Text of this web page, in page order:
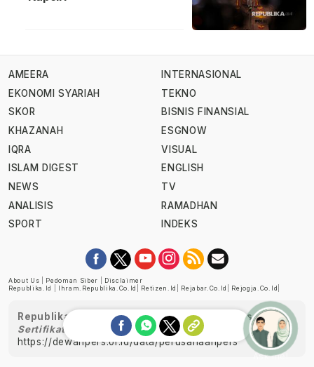
AMEERA
EKONOMI SYARIAH
SKOR
KHAZANAH
IQRA
ISLAM DIGEST
NEWS
ANALISIS
SPORT
INTERNASIONAL
TEKNO
BISNIS FINANSIAL
ESGNOW
VISUAL
ENGLISH
TV
RAMADHAN
INDEKS
About Us Pedoman Siber
Disclaimer
Republika.id
Ihram.republika.co.id Retizen.id Rejabar.co.id Rejogja.co.id
Republika telah diverifikasi oleh Dewan Pers
Sertifikat Nomor 1058/DP-Verifikasi/K/XII/2022
https://dewanpers.or.id/data/perusahaanpers
Ask me!